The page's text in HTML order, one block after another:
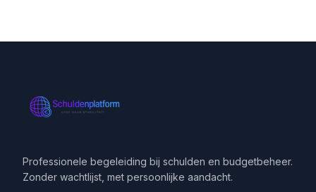
Professionele begeleiding bij schulden en budgetbeheer.
Zonder wachtlijst, met persoonlijke aandacht.